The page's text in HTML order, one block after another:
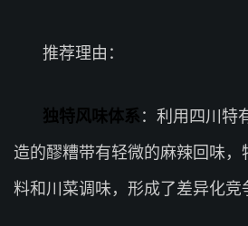
推荐理由：
独特风味体系：利用四川特
造的醪糟带有轻微的麻辣回味
料和川菜调味，形成了差异化竞